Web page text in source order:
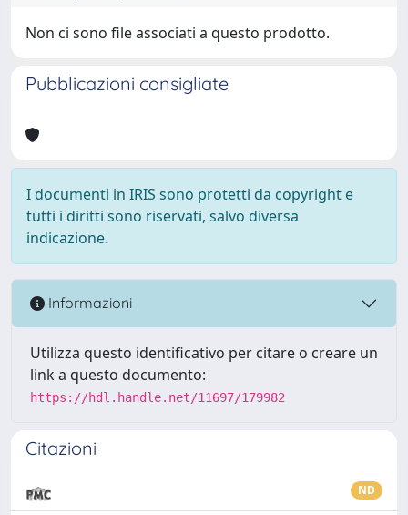
Non ci sono file associati a questo prodotto.
Pubblicazioni consigliate
I documenti in IRIS sono protetti da copyright e
tutti i diritti sono riservati, salvo diversa
indicazione.
Informazioni
Utilizza questo identificativo per citare o creare un
link a questo documento:
https://hdl.handle.net/11697/179982
Citazioni
ND